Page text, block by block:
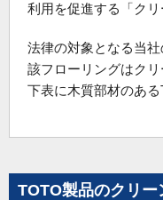
利用を促進する「クリ
法律の対象となる当
該フローリングはク
下表に木質部材のあ
TOTO製品のクリ